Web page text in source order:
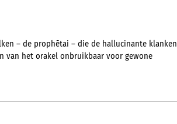
– de prophētai – die de hallucinante klanken
van het orakel onbruikbaar voor gewone